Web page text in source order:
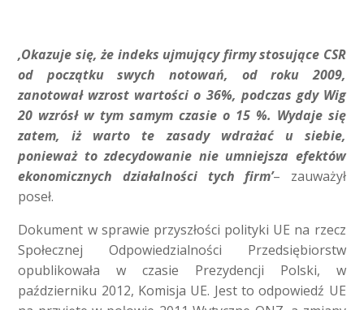
‚Okazuje się, że indeks ujmujący firmy stosujące CSR
od początku swych notowań, od roku 2009,
zanotował wzrost wartości o 36%, podczas gdy Wig
20 wzrósł w tym samym czasie o 15 %. Wydaje się
zatem, iż warto te zasady wdrażać u siebie,
ponieważ to zdecydowanie nie umniejsza efektów
ekonomicznych działalności tych firm’– zauważył
poseł.
Dokument w sprawie przyszłości polityki UE na rzecz
Społecznej Odpowiedzialności Przedsiębiorstw
opublikowała w czasie Prezydencji Polski, w
październiku 2012, Komisja UE. Jest to odpowiedź UE